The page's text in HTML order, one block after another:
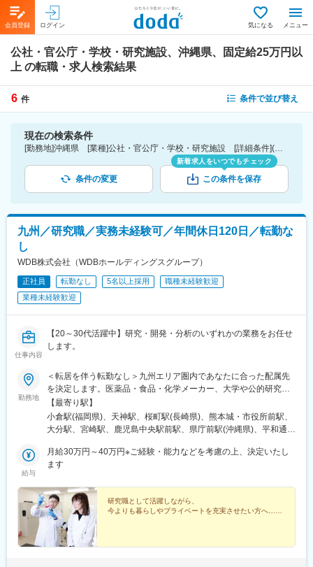
会員登録 ログイン 気になる メニュー
公社・官公庁・学校・研究施設、沖縄県、固定給25万円以
上 の転職・求人検索結果
6 件 条件で並び替え
現在の検索条件
[勤務地]沖縄県 [業種]公社・官公庁・学校・研究施設 [詳細条件](待遇・福利厚生)固定給25万円以上
条件の変更
新着求人をいつでもチェック
この条件を保存
九州／研究職／実務未経験可／年間休日120日／転勤な
し
WDB株式会社（WDBホールディングスグループ）
正社員 転勤なし 5名以上採用
職種未経験歓迎
業種未経験歓迎
仕事内容
【20～30代活躍中】研究・開発・分析のいずれかの業務をお任せ
します。
勤務地
＜転居を伴う転勤なし＞九州エリア圏内であなたに合った配属先
を決定します。医薬品・食品・化学メーカー、大学や公的研究機
関のラボなどで、ご希望とご経験を踏まえ、ご活躍いただきま
す。◆あなたのご希望の職種、勤務地などをお伺いして配属先を
選定します◆現住所、もしくはご希望の居住地から、転居なしで
県・佐賀県・宮崎県・鹿児島県・沖縄県※自動車通勤OK※受動喫煙
対策：屋内禁煙
【最寄り駅】
小倉駅(福岡県)、天神駅、桜町駅(長崎県)、熊本城・市役所前駅、
大分駅、宮崎駅、鹿児島中央駅前駅、県庁前駅(沖縄県)、平和通
神南駅、市役所駅(長崎県)、通町筋駅、美栄橋駅
給与
月給30万円～40万円※ご経験・能力などを考慮の上、決定いたし
ます
研究職として活躍しながら、
今よりも暮らしやプライベートを充実させたい方へ……